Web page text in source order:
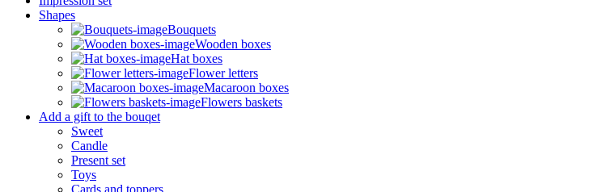
Shapes
Bouquets
Wooden boxes
Hat boxes
Flower letters
Macaroon boxes
Flowers baskets
Add a gift to the bouqet
Sweet
Candle
Present set
Toys
Cards and toppers